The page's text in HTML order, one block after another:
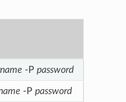
-P password
-P password